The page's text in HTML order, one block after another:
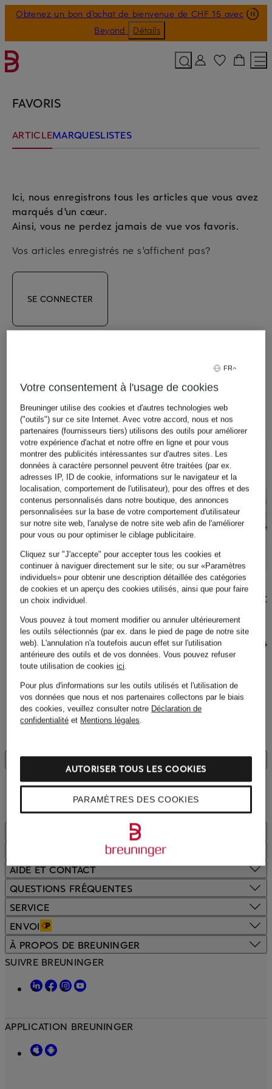
PASSER AU CONTENU PRINCIPAL PASSER AU CHAMP DE
Obtenez un bon d'achat de bienvenue de CHF 15 avec
Beyond
Détails
FAVORIS
ARTICLEMARQUESLISTES
Ici, nous enregistrons tous les articles que vous avez
marqués d'un cœur.
Ainsi, vous ne perdez jamais de vue vos favoris.
Vos articles enregistrés ne s'affichent pas?
SE CONNECTER
NOS ARTICLES LES PLUS POPULAIRES
SENSAI
BOÎTIER POUR
TOTAL FINISH
Boîtier vide pour fond
de teint en poudre
Total Finish
CHF 34
On
CHF 189
À l'origine: CHF 190
On
Baskets
CHF 219
À l'origine:
AIDE ET CONTACT
QUESTIONS FRÉQUENTES
SERVICE
ENVOI
AVIS CLIENTÈLE
MODES DE PAIEMENT
À PROPOS DE BREUNINGER
SUIVRE BREUNINGER
APPLICATION BREUNINGER
FR
Votre consentement à l'usage de cookies
Breuninger utilise des cookies et d'autres technologies web
("outils") sur ce site Internet. Avec votre accord, nous et nos
partenaires (fournisseurs tiers) utilisons des outils pour améliorer
votre expérience d'achat et notre offre en ligne et pour vous
montrer des publicités intéressantes sur d'autres sites. Les
données à caractère personnel peuvent être traitées (par ex.
adresses IP, ID de cookie, informations sur le navigateur et la
localisation, comportement de l'utilisateur), pour des offres et des
contenus personnalisés dans notre boutique, des annonces
personnalisées sur la base de votre comportement d'utilisateur
sur notre site web, l'analyse de notre site web afin de l'améliorer
pour vous ou pour optimiser le ciblage publicitaire.
Cliquez sur "J'accepte" pour accepter tous les cookies et
continuer à naviguer directement sur le site; ou sur «Paramètres
individuels» pour obtenir une description détaillée des catégories
de cookies et un aperçu des cookies utilisés, ainsi que pour faire
un choix individuel.
Vous pouvez à tout moment modifier ou annuler ultérieurement
les outils sélectionnés (par ex. dans le pied de page de notre site
web). L'annulation n'a toutefois aucun effet sur l'utilisation
antérieure des outils et de vos données.Vous pouvez refuser
toute utilisation de cookiesici.
Pour plus d'informations sur les outils utilisés et l'utilisation de
vos données que nous et nos partenaires collectons par le biais
des cookies, veuillez consulter notre Déclaration de
confidentialité et Mentions légales.
PARAMÈTRES DES COOKIES
AUTORISER TOUS LES COOKIES